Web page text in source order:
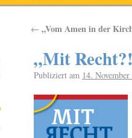
← „Vom Amen in der
„Mit
Publiziert am 14.